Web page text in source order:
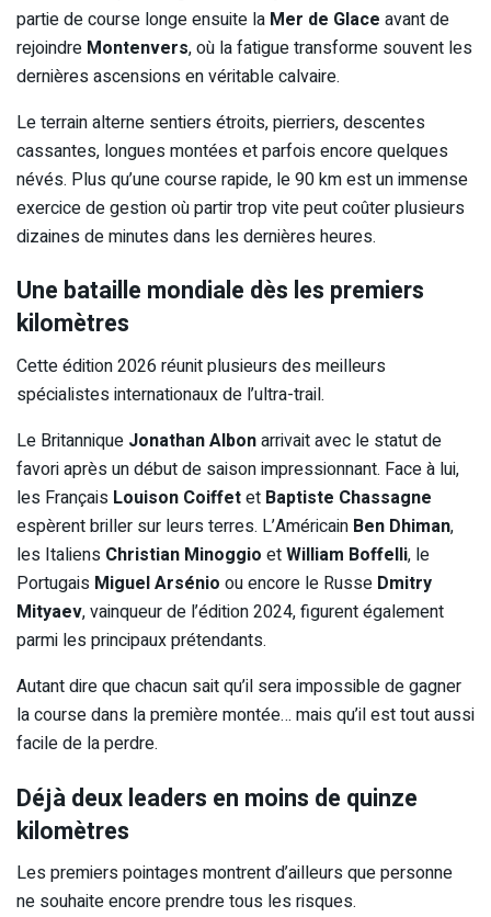
partie de course longe ensuite la Mer de Glace avant de
rejoindre Montenvers, où la fatigue transforme souvent les
dernières ascensions en véritable calvaire.
Le terrain alterne sentiers étroits, pierriers, descentes
cassantes, longues montées et parfois encore quelques
névés. Plus qu’une course rapide, le 90 km est un immense
exercice de gestion où partir trop vite peut coûter plusieurs
dizaines de minutes dans les dernières heures.
Une bataille mondiale dès les premiers
kilomètres
Cette édition 2026 réunit plusieurs des meilleurs
spécialistes internationaux de l’ultra-trail.
Le Britannique Jonathan Albonarrivait avec le statut de
favori après un début de saison impressionnant. Face à lui,
les Français Louison Coiffetet Baptiste Chassagne
espèrent briller sur leurs terres. L’Américain Ben Dhiman,
les Italiens Christian Minoggio etWilliam Boffelli, le
Portugais Miguel Arsénio ou encore le Russe Dmitry
Mityaev, vainqueur de l’édition 2024, figurent également
parmi les principaux prétendants.
Autant dire que chacun sait qu’il sera impossible de gagner
la course dans la première montée… mais qu’il est tout aussi
facile de la perdre.
Déjà deux leaders en moins de quinze
kilomètres
Les premiers pointages montrent d’ailleurs que personne
ne souhaite encore prendre tous les risques.